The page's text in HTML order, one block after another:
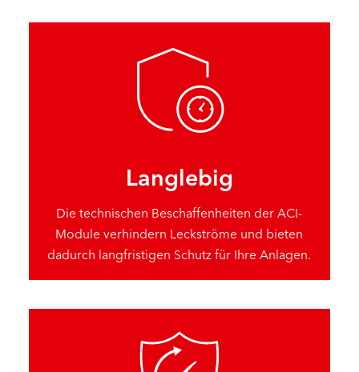
Langlebig
Die technischen Beschaffenheiten der ACI-
Module verhindern Leckströme und bieten
dadurch langfristigen Schutz für Ihre Anlagen.